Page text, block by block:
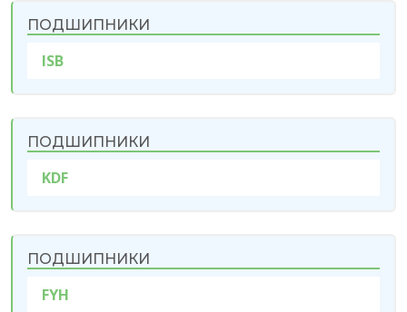
ПОДШИПНИКИ
ISB
ПОДШИПНИКИ
KDF
ПОДШИПНИКИ
FYH